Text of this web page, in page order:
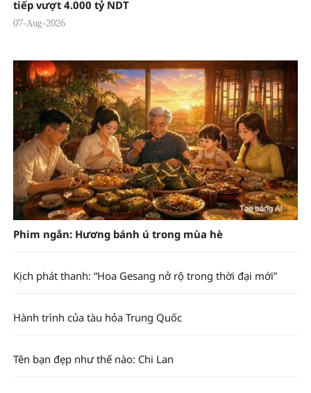
tiếp vượt 4.000 tỷ NDT
07-Aug-2026
Phim ngắn: Hương bánh ú trong mùa hè
Kịch phát thanh: “Hoa Gesang nở rộ trong thời đại mới”
Hành trình của tàu hỏa Trung Quốc
Tên bạn đẹp như thế nào: Chi Lan